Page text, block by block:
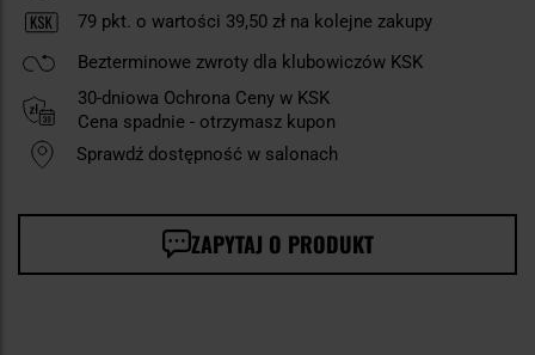
79 pkt. o wartości 39,50 zł na kolejne zakupy
Bezterminowe zwroty dla klubowiczów KSK
30-dniowa Ochrona Ceny w KSK
Cena spadnie - otrzymasz kupon
Sprawdź dostępność w salonach
ZAPYTAJ O PRODUKT